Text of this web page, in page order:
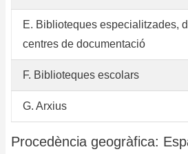
E. Biblioteques especialitzades,
centres de documentació
F. Biblioteques escolars
G. Arxius
Procedència geogràfica: